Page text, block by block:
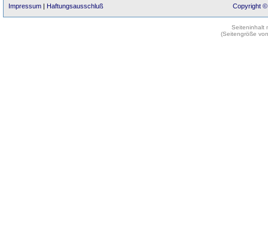
Impressum | Haftungsausschluß Copyright ©
Seiteninhalt
(Seitengröße